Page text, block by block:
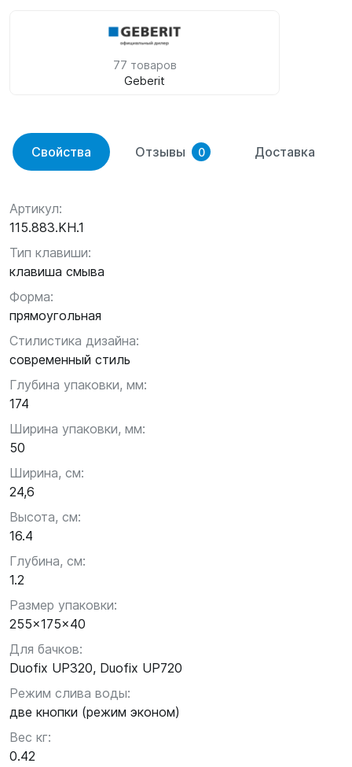
77 товаров
Geberit
Свойства Отзывы 0 Доставка
Артикул:
115.883.KH.1
Тип клавиши:
клавиша смыва
Форма:
прямоугольная
Стилистика дизайна:
современный стиль
Глубина упаковки, мм:
174
Ширина упаковки, мм:
50
Ширина, см:
24,6
Высота, см:
16.4
Глубина, см:
1.2
Размер упаковки:
255x175x40
Для бачков:
Duofix UP320, Duofix UP720
Режим слива воды:
две кнопки (режим эконом)
Вес кг:
0.42